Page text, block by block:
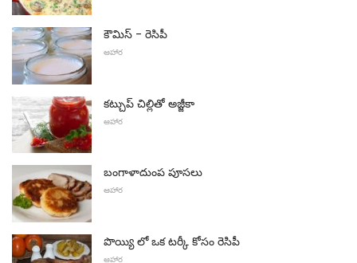
కౌమిస్ - రెసిపీ
ఆహార
కట్చుప్ చిల్లితో అజ్జీకా
ఆహార
బంగాళాదుంప పూసలు
ఆహార
పొయ్యి లో ఒక టర్కీ కోసం రెసిపీ
ఆహార